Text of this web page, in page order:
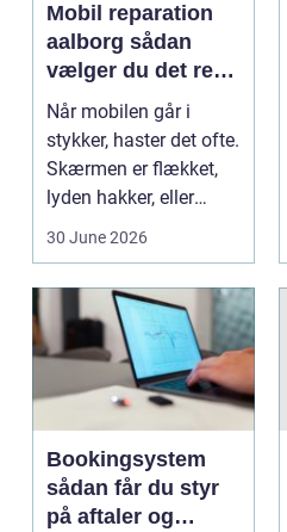
Mobil reparation
aalborg sådan
vælger du det rette
værksted
Når mobilen går i
stykker, haster det ofte.
Skærmen er flækket,
lyden hakker, eller
batteriet løber ...
30 June 2026
Bookingsystem
sådan får du styr
på aftaler og